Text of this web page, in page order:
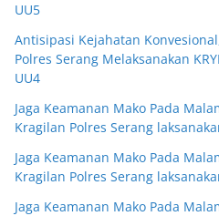
UU5
Antisipasi Kejahatan
Polres Serang Melaksanakan
UU4
Jaga Keamanan Mako Pada
Kragilan Polres Serang
Jaga Keamanan Mako Pada
Kragilan Polres Serang
Jaga Keamanan Mako Pada